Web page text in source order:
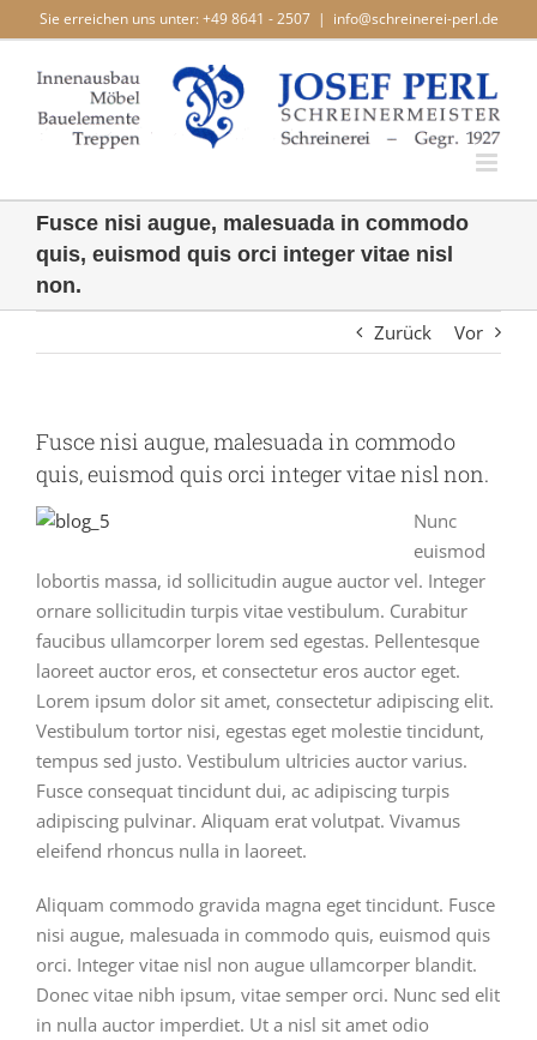
Inhalt
springen
Sie erreichen uns unter: +49 8641 - 2507 | info@schreinerei-perl.de
Fusce nisi augue, malesuada in commodo
quis, euismod quis orci integer vitae nisl
non.
Zurück
Vor
Fusce nisi augue, malesuada in commodo
quis, euismod quis orci integer vitae nisl non.
Nunc
euismod
lobortis massa, id sollicitudin augue auctor vel. Integer
ornare sollicitudin turpis vitae vestibulum. Curabitur
faucibus ullamcorper lorem sed egestas. Pellentesque
laoreet auctor eros, et consectetur eros auctor eget.
Lorem ipsum dolor sit amet, consectetur adipiscing elit.
Vestibulum tortor nisi, egestas eget molestie tincidunt,
tempus sed justo. Vestibulum ultricies auctor varius.
Fusce consequat tincidunt dui, ac adipiscing turpis
adipiscing pulvinar. Aliquam erat volutpat. Vivamus
eleifend rhoncus nulla in laoreet.
Aliquam commodo gravida magna eget tincidunt. Fusce
nisi augue, malesuada in commodo quis, euismod quis
orci. Integer vitae nisl non augue ullamcorper blandit.
Donec vitae nibh ipsum, vitae semper orci. Nunc sed elit
in nulla auctor imperdiet. Ut a nisl sit amet odio